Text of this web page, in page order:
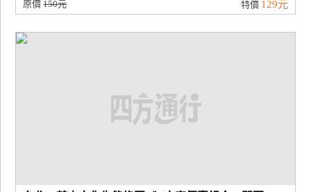
原價150元 特價 129元